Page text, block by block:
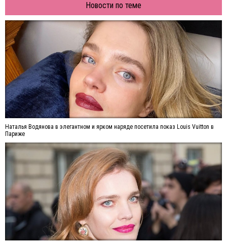
Новости по теме
Наталья Водянова в элегантном и ярком наряде посетила показ Louis Vuitton в
Париже